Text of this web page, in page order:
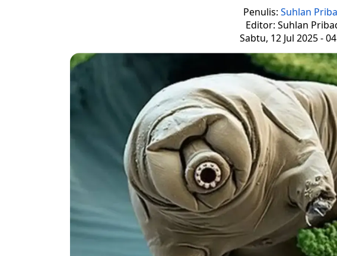
Penulis: Suhlan
Editor: Suhlan
Sabtu, 12 Jul 2025 -